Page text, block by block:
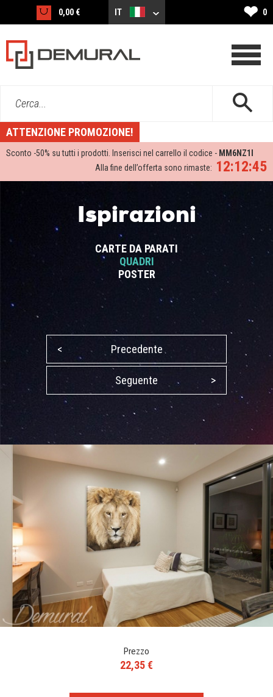
0,00 € IT ❤ 0
Cerca...
ATTENZIONE PROMOZIONE!
Sconto -50% su tutti i prodotti. Inserisci nel carrello il codice - MM6NZ1I
12:12:45
Alla fine dell’offerta sono rimaste:
Ispirazioni
CARTE DA PARATI
QUADRI
POSTER
< Precedente
Seguente >
Prezzo
22,35 €